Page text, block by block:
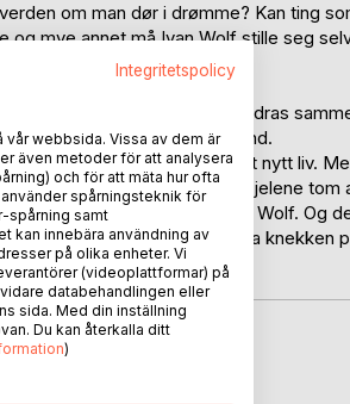
om man dør i drømme? Kan ting
og mye annet må Ivan Wolf stille seg
kloster i Japan. Han oppdras
han ut i verden på egen hånd.
som voksen, og begynner et nytt liv.
ikke skulle leve og suger sjelene tom
han i kontakt med Ivan Wolf. Og
burde eksistere er ved å ta knekken
Integritetspolicy
webbsida. Vissa av dem är
även metoder för att analysera
och för att mäta hur ofta
spårningsteknik för
spårning samt
kan innebära användning av
på olika enheter. Vi
(videoplattformar) på
databehandlingen eller
sida. Med din inställning
Du kan återkalla ditt
)